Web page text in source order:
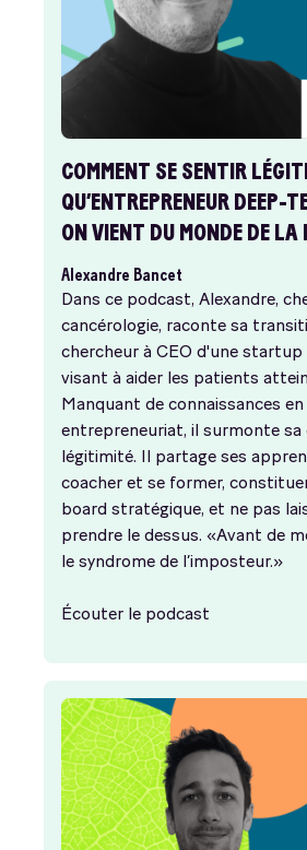
COMMENT SE SENTIR
QU’ENTREPRENEUR DEEP-
ON VIENT DU MONDE DE LA
Alexandre Bancet
Dans ce podcast, Alexandre,
cancérologie, raconte sa
chercheur à CEO d'une startup
visant à aider les patients
Manquant de connaissances en
entrepreneuriat, il surmonte sa
légitimité. Il partage ses
coacher et se former,
board stratégique, et ne pas
prendre le dessus. «Avant de
le syndrome de l’imposteur.»
Écouter le podcast